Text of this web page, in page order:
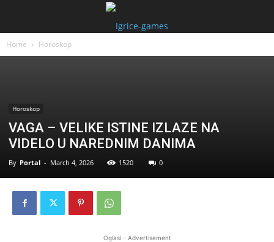
Home Horoskop
Horoskop
VAGA – VELIKE ISTINE IZLAZE NA
VIDELO U NAREDNIM DANIMA
By Portal - March 4, 2026 1520 0
Oglasi - Advertisement